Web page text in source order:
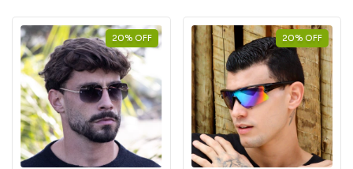
20% OFF 20% OFF